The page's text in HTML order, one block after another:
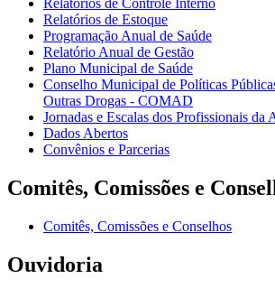
Relatórios de Controle Interno
Relatórios de Estoque
Programação Anual de Saúde
Relatório Anual de Gestão
Plano Municipal de Saúde
Conselho Municipal de Políticas
Outras Drogas - COMAD
Jornadas e Escalas dos Profissionais da
Dados Abertos
Convênios e Parcerias
Comitês, Comissões e
Comitês, Comissões e Conselhos
Ouvidoria